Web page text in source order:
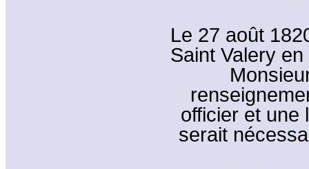
Le 27 août
Saint Valery
officier et une
serait